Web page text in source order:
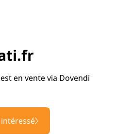
en vente via Dovendi
intéressé